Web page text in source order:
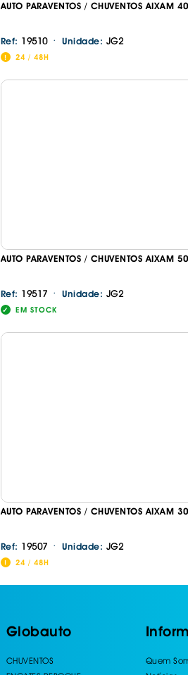
AUTO PARAVENTOS / CHUVENTOS
Ref: 19510 · Unidade: JG2
24 / 48H
AUTO PARAVENTOS / CHUVENTOS
Ref: 19517 · Unidade: JG2
EM STOCK
AUTO PARAVENTOS / CHUVENTOS
Ref: 19507 · Unidade: JG2
24 / 48H
Globauto
CHUVENTOS
Quem